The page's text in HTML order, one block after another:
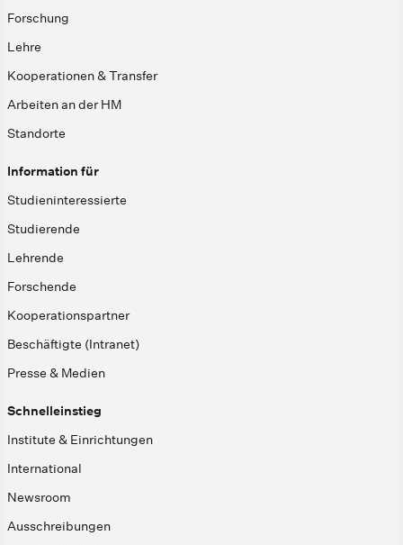
Forschung
Lehre
Kooperationen & Transfer
Arbeiten an der HM
Standorte
Information für
Studieninteressierte
Studierende
Lehrende
Forschende
Kooperationspartner
Beschäftigte (Intranet)
Presse & Medien
Schnelleinstieg
Institute & Einrichtungen
International
Newsroom
Ausschreibungen